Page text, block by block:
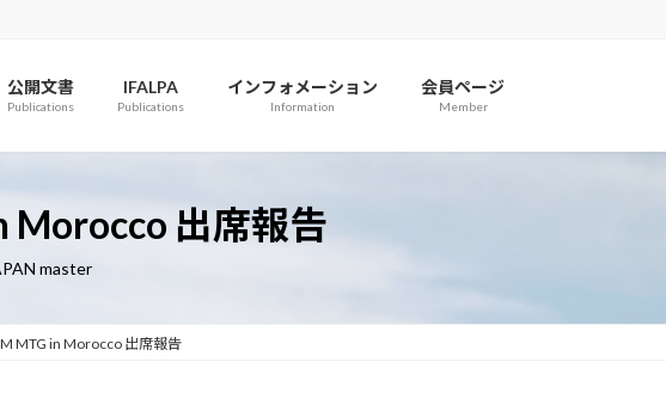
公開文書
Publications
IFALPA
Publications
インフォメーション
Information
会員ページ
Member
Morocco 出席報告
master
MTG in Morocco 出席報告